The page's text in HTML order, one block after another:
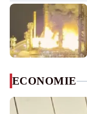
ECONOMIE